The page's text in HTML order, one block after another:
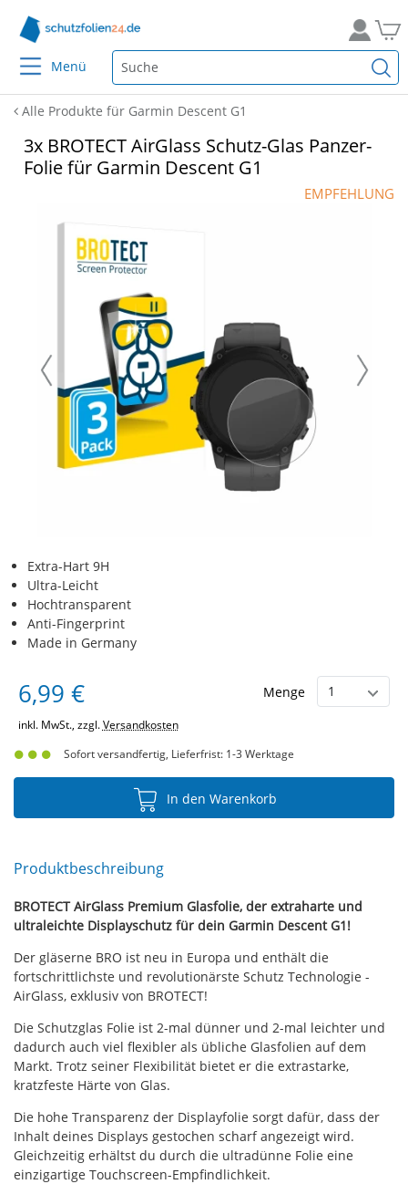
Menü
Alle Produkte für Garmin Descent G1
3x BROTECT AirGlass Schutz-Glas Panzer-
Folie für Garmin Descent G1
EMPFEHLUNG
Extra-Hart 9H
Ultra-Leicht
Hochtransparent
Anti-Fingerprint
Made in Germany
6,99 € Menge
inkl. MwSt., zzgl.Versandkosten
Sofort versandfertig, Lieferfrist: 1-3 Werktage
In den Warenkorb
Produktbeschreibung
BROTECT AirGlass Premium Glasfolie, der extraharte und
ultraleichte Displayschutz für dein Garmin Descent G1!
Der gläserne BRO ist neu in Europa und enthält die
fortschrittlichste und revolutionärste Schutz Technologie -
AirGlass, exklusiv von BROTECT!
Die Schutzglas Folie ist 2-mal dünner und 2-mal leichter und
dadurch auch viel flexibler als übliche Glasfolien auf dem
Markt. Trotz seiner Flexibilität bietet er die extrastarke,
kratzfeste Härte von Glas.
Die hohe Transparenz der Displayfolie sorgt dafür, dass der
Inhalt deines Displays gestochen scharf angezeigt wird.
Gleichzeitig erhältst du durch die ultradünne Folie eine
einzigartige Touchscreen-Empfindlichkeit.